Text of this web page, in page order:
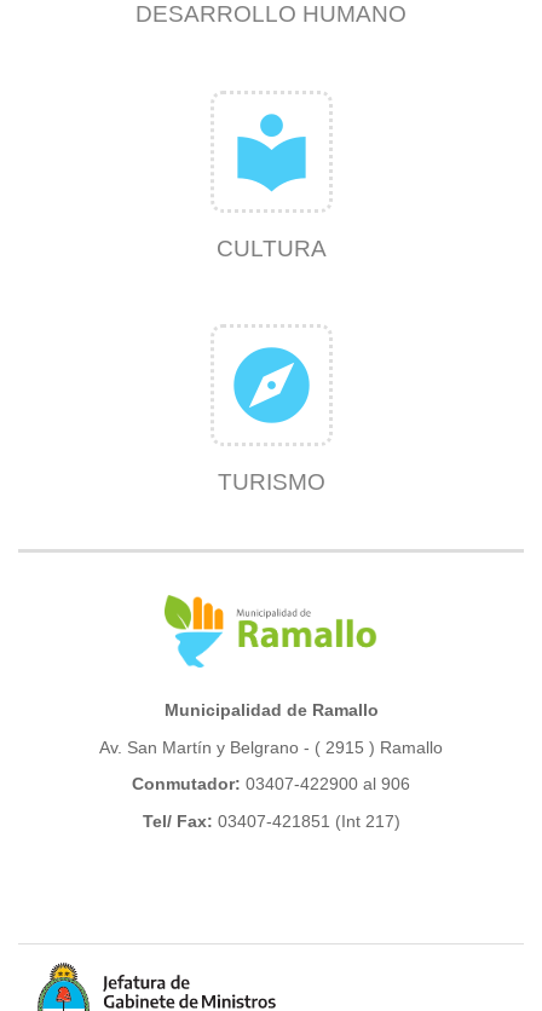
DESARROLLO HUMANO
local_library
CULTURA
explore
TURISMO
Municipalidad de Ramallo
Av. San Martín y Belgrano - ( 2915 ) Ramallo
Conmutador: 03407-422900 al 906
Tel/ Fax: 03407-421851 (Int 217)